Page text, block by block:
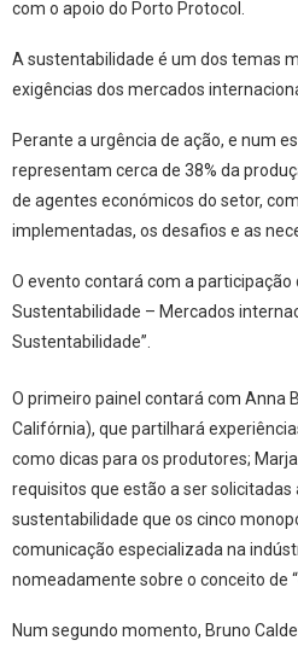
“Caracterização e os Caminhos
a partir das 16h, no Instituto
com o apoio do Porto Protocol.
A sustentabilidade é um dos temas
exigências dos mercados
representam cerca de 38% da
de agentes económicos do setor,
implementadas, os desafios e as